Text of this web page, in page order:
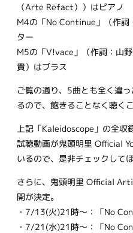
（Arte Refact））はピアノ
M4の「No Continue」（作詞
ター
M5の「V!vace」（作詞：山
貴）はブラス
ご覧の通り、5曲とも全く違
るので、飽きることなく聴く
上記「Kaleidoscope」の全収
試聴動画が鬼頭明里 Official
いるので、是非チェックしてほ
さらに、鬼頭明里 Official
開が決定。
・7/13(火)21時～：「No
・7/21(水)21時～：「No